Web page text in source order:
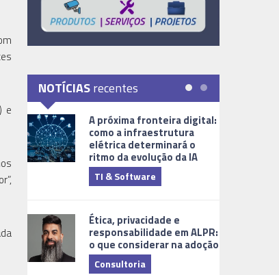
e
NOTÍCIASrecentes
A próxima fronteira digital:
como a infraestrutura
elétrica determinará o
ritmo da evolução da IA
TI & Software
Ética, privacidade e
responsabilidade em ALPR:
o que considerar na adoção
Consultoria